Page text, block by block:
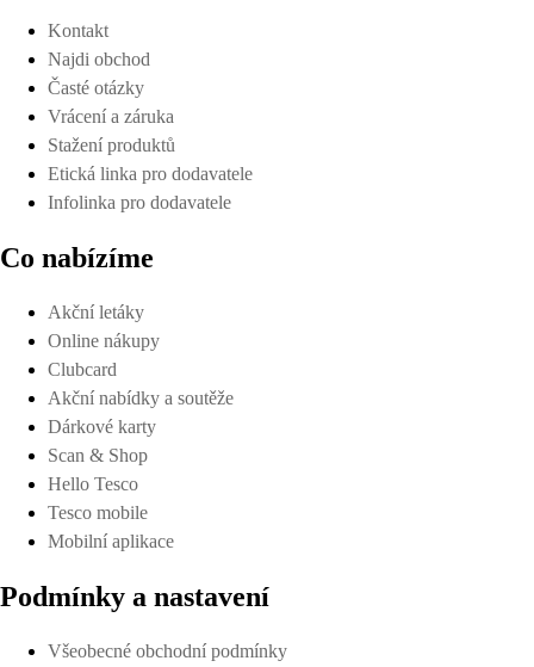
Kontakt
Najdi obchod
Časté otázky
Vrácení a záruka
Stažení produktů
Etická linka pro dodavatele
Infolinka pro dodavatele
Co nabízíme
Akční letáky
Online nákupy
Clubcard
Akční nabídky a soutěže
Dárkové karty
Scan & Shop
Hello Tesco
Tesco mobile
Mobilní aplikace
Podmínky a nastavení
Všeobecné obchodní podmínky